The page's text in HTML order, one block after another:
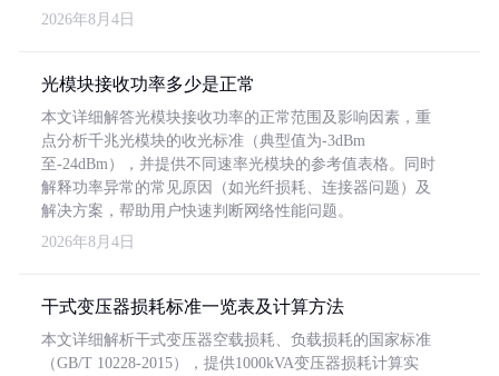
2026年8月4日
光模块接收功率多少是正常
本文详细解答光模块接收功率的正常范围及影响因素，重
点分析千兆光模块的收光标准（典型值为-3dBm
至-24dBm），并提供不同速率光模块的参考值表格。同时
解释功率异常的常见原因（如光纤损耗、连接器问题）及
解决方案，帮助用户快速判断网络性能问题。
2026年8月4日
干式变压器损耗标准一览表及计算方法
本文详细解析干式变压器空载损耗、负载损耗的国家标准
（GB/T 10228-2015），提供1000kVA变压器损耗计算实